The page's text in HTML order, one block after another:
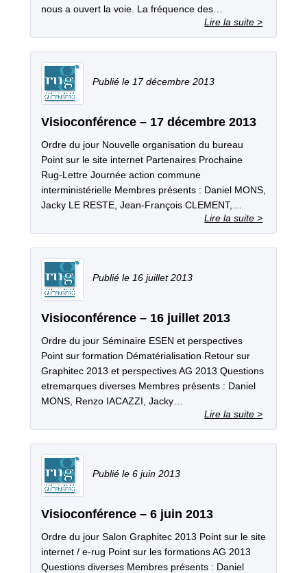
nous a ouvert la voie. La fréquence des…
Visioconférence – 17 décembre 2013
Ordre du jour Nouvelle organisation du bureau
Point sur le site internet Partenaires Prochaine
Rug‐Lettre Journée action commune
interministérielle Membres présents : Daniel MONS,
Jacky LE RESTE, Jean‐François CLEMENT,…
17 décembre 2013
Visioconférence – 16 juillet 2013
Ordre du jour Séminaire ESEN et perspectives
Point sur formation Dématérialisation Retour sur
Graphitec 2013 et perspectives AG 2013 Questions
etremarques diverses Membres présents : Daniel
MONS, Renzo IACAZZI, Jacky…
16 juillet 2013
Visioconférence – 6 juin 2013
Ordre du jour Salon Graphitec 2013 Point sur le site
internet / e‐rug Point sur les formations AG 2013
Questions diverses Membres présents : Daniel
6 juin 2013